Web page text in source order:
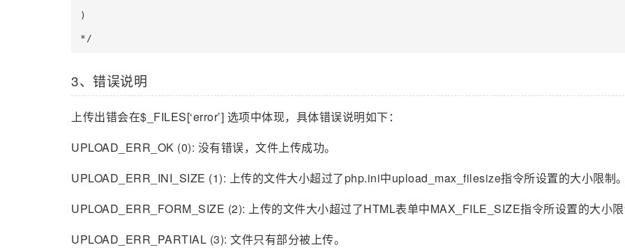
)
*/
3、错误说明
上传出错会在$_FILES[‘error’] 选项中体现，具体错误说明如下：
UPLOAD_ERR_OK (0): 没有错误，文件上传成功。
UPLOAD_ERR_INI_SIZE (1): 上传的文件大小超过了php.ini中upload_max_filesize指令所设置的大小限制
UPLOAD_ERR_FORM_SIZE (2): 上传的文件大小超过了HTML表单中MAX_FILE_SIZE指令所设置的大小
UPLOAD_ERR_PARTIAL (3): 文件只有部分被上传。